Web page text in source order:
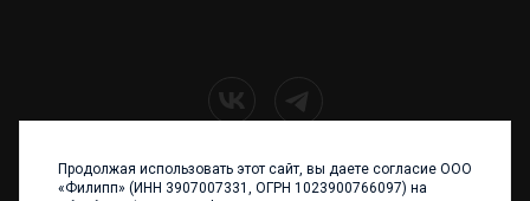
+7 (4012) 960 898
Продолжая использовать этот сайт, вы даете согласие ООО
«Филипп» (ИНН 3907007331, ОГРН 1023900766097) на